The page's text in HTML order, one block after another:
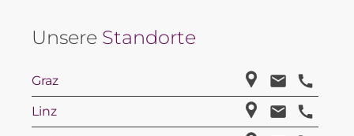
Unsere Standorte
Graz
Linz